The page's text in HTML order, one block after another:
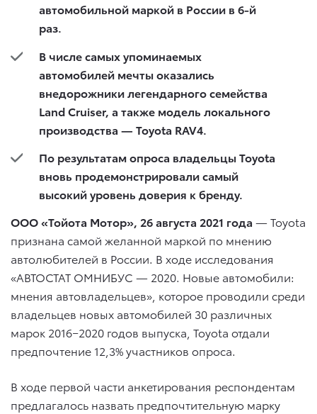
автомобильной маркой в России в 6-й
раз.
В числе самых упоминаемых
автомобилей мечты оказались
внедорожники легендарного семейства
Land Cruiser, а также модель локального
производства — Toyota RAV4.
По результатам опроса владельцы Toyota
вновь продемонстрировали самый
высокий уровень доверия к бренду.
ООО «Тойота Мотор», 26 августа 2021 года — Toyota
признана самой желанной маркой по мнению
автолюбителей в России. В ходе исследования
«АВТОСТАТ ОМНИБУС — 2020. Новые автомобили:
мнения автовладельцев», которое проводили среди
владельцев новых автомобилей 30 различных
марок 2016−2020 годов выпуска, Toyota отдали
предпочтение 12,3% участников опроса.
В ходе первой части анкетирования респондентам
предлагалось назвать предпочтительную марку